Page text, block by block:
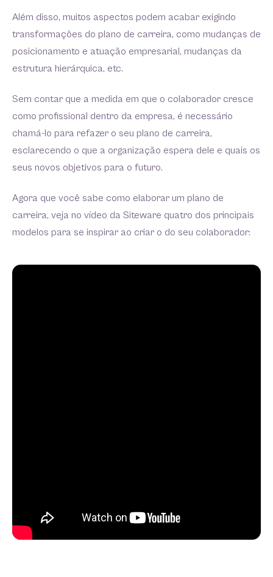
Além disso, muitos aspectos podem acabar exigindo
transformações do plano de carreira, como mudanças de
posicionamento e atuação empresarial, mudanças da
estrutura hierárquica, etc.
Sem contar que a medida em que o colaborador cresce
como profissional dentro da empresa, é necessário
chamá-lo para refazer o seu plano de carreira,
esclarecendo o que a organização espera dele e quais os
seus novos objetivos para o futuro.
Agora que você sabe como elaborar um plano de
carreira, veja no vídeo da Siteware quatro dos principais
modelos para se inspirar ao criar o do seu colaborador: